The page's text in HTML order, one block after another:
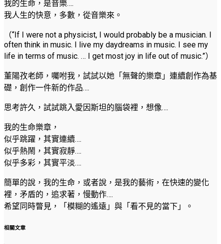
我的生命，是音樂….
我人生的快意，多數，從音樂來。
（“If I were not a physicist, I would probably be a musician. I
often think in music. I live my daydreams in music. I see my
life in terms of music. … I get most joy in life out of music.”）
董陽孜老師，囑咐我，試試以她「無聲的樂章」連續創作為基
礎，創作一件新的作品….
思考許久，試試跳入愛因斯坦的腦袋裡，想像….
我的生命樂章，
似乎跳躍，其實連續….
似乎熱鬧，其實寂靜….
似乎多彩，其實平淡….
簡單的說，我的生命，或者說，是我的藝術，在快速的變化
裡，矛盾的，追求著，慢動作….
希望同時瞥見，「模糊的遙遠」與「看不見的當下」。
相關文章